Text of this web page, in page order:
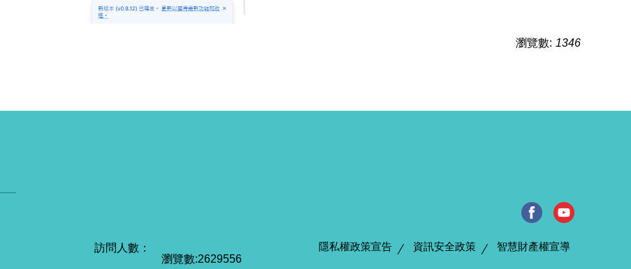
瀏覽數: 1346
瀏覽數:2629556
隱私權政策宣告 資訊安全政策 智慧財產權宣導